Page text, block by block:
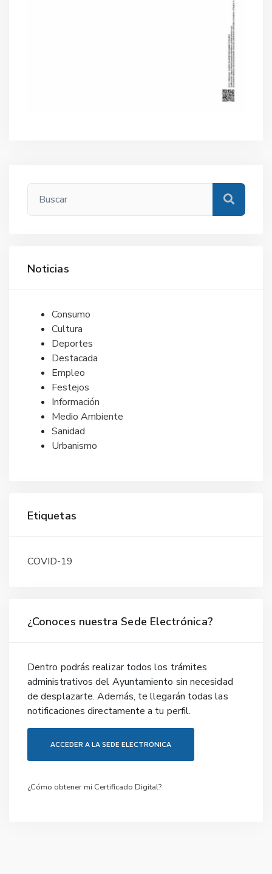
Noticias
Consumo
Cultura
Deportes
Destacada
Empleo
Festejos
Información
Medio Ambiente
Sanidad
Urbanismo
Etiquetas
COVID-19
¿Conoces nuestra Sede Electrónica?
Dentro podrás realizar todos los trámites
administrativos del Ayuntamiento sin necesidad
de desplazarte. Además, te llegarán todas las
notificaciones directamente a tu perfil.
ACCEDER A LA SEDE ELECTRÓNICA
¿Cómo obtener mi Certificado Digital?